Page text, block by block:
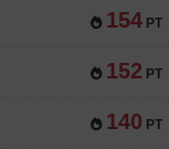
154 PT
152 PT
140 PT